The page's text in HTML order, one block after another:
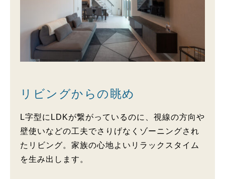
リビングからの眺め
L字型にLDKが繋がっているのに、視線の方向や
壁使いなどの工夫でさりげなくゾーニングされ
たリビング。家族の心地よいリラックスタイム
を生み出します。